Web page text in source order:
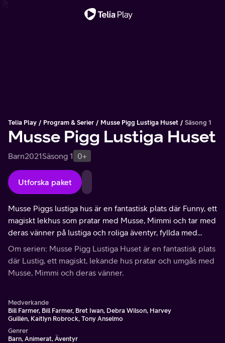
Telia Play Program & Serier Musse Pigg Lustiga Huset Säsong 1
Musse Pigg Lustiga Huset
Barn2021Säsong 1 0+
Utforska paket
Musse Piggs lustiga hus är en fantastisk plats där Funny, ett
magiskt lekhus som pratar med Musse, Mimmi och tar med
deras vänner på lustiga och roliga äventyr, fyllda med
fantasier och önskningar.
Om serien: Musse Pigg Lustiga Huset är en fantastisk plats
där Lustig, ett magiskt, lekande hus pratar och umgås med
Musse, Mimmi och deras vänner.
Medverkande
Bill Farmer, Bill Farmer, Bret Iwan, Debra Wilson, Harvey
Guillén, Kaitlyn Robrock, Tony Anselmo
Genrer
Barn, Animerat, Äventyr